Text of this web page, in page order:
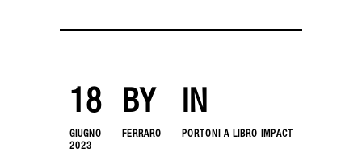
18
GIUGNO
2023
BY
FERRARO
IN
PORTONI A LIBRO IMPACT